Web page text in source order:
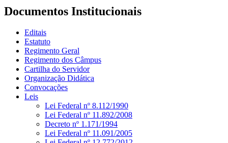
Documentos Institucionais
Editais
Estatuto
Regimento Geral
Regimento dos Câmpus
Cartilha do Servidor
Organização Didática
Convocações
Leis
Lei Federal nº 8.112/1990
Lei Federal nº 11.892/2008
Decreto nº 1.171/1994
Lei Federal nº 11.091/2005